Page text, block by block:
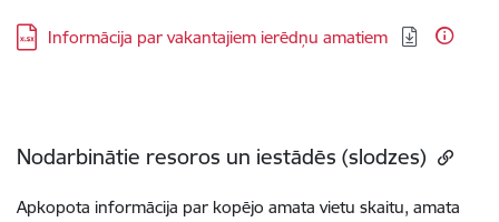
Lejupielādēt:
Informācija par vakantajiem ierēdņu amatiem
Nodarbinātie resoros un iestādēs (slodzes)
Apkopota informācija par kopējo amata vietu skaitu, amata